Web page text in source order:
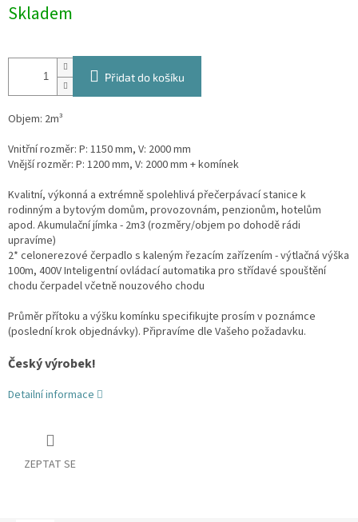
cena:
Skladem
Přidat do košíku
Objem: 2m³
Vnitřní rozměr: P: 1150 mm, V: 2000 mm
Vnější rozměr: P: 1200 mm, V: 2000 mm + komínek
Kvalitní, výkonná a extrémně spolehlivá přečerpávací stanice k
rodinným a bytovým domům, provozovnám, penzionům, hotelům
apod. Akumulační jímka - 2m3 (rozměry/objem po dohodě rádi
upravíme)
2* celonerezové čerpadlo s kaleným řezacím zařízením - výtlačná výška
100m, 400V Inteligentní ovládací automatika pro střídavé spouštění
chodu čerpadel včetně nouzového chodu
Průměr přítoku a výšku komínku specifikujte prosím v poznámce
(poslední krok objednávky). Připravíme dle Vašeho požadavku.
Český výrobek!
Detailní informace
ZEPTAT SE